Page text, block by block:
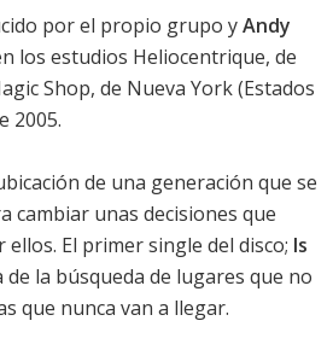
por el propio grupo yAndy
los estudios Heliocentrique, de
Shop, de Nueva York (Estados
2005.
de una generación que se
cambiar unas decisiones que
El primer single del disco; Is
de la búsqueda de lugares que no
que nunca van a llegar.